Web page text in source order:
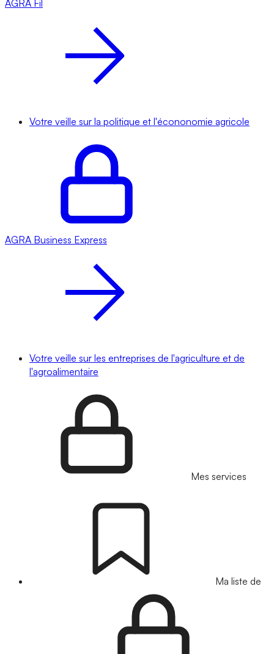
AGRA Fil
Votre veille sur la politique et l'écononomie agricole
AGRA Business Express
Votre veille sur les entreprises de l'agriculture et de
l'agroalimentaire
Mes services
Ma liste de